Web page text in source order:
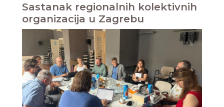
Sastanak regionalnih kolektivnih
organizacija u Zagrebu